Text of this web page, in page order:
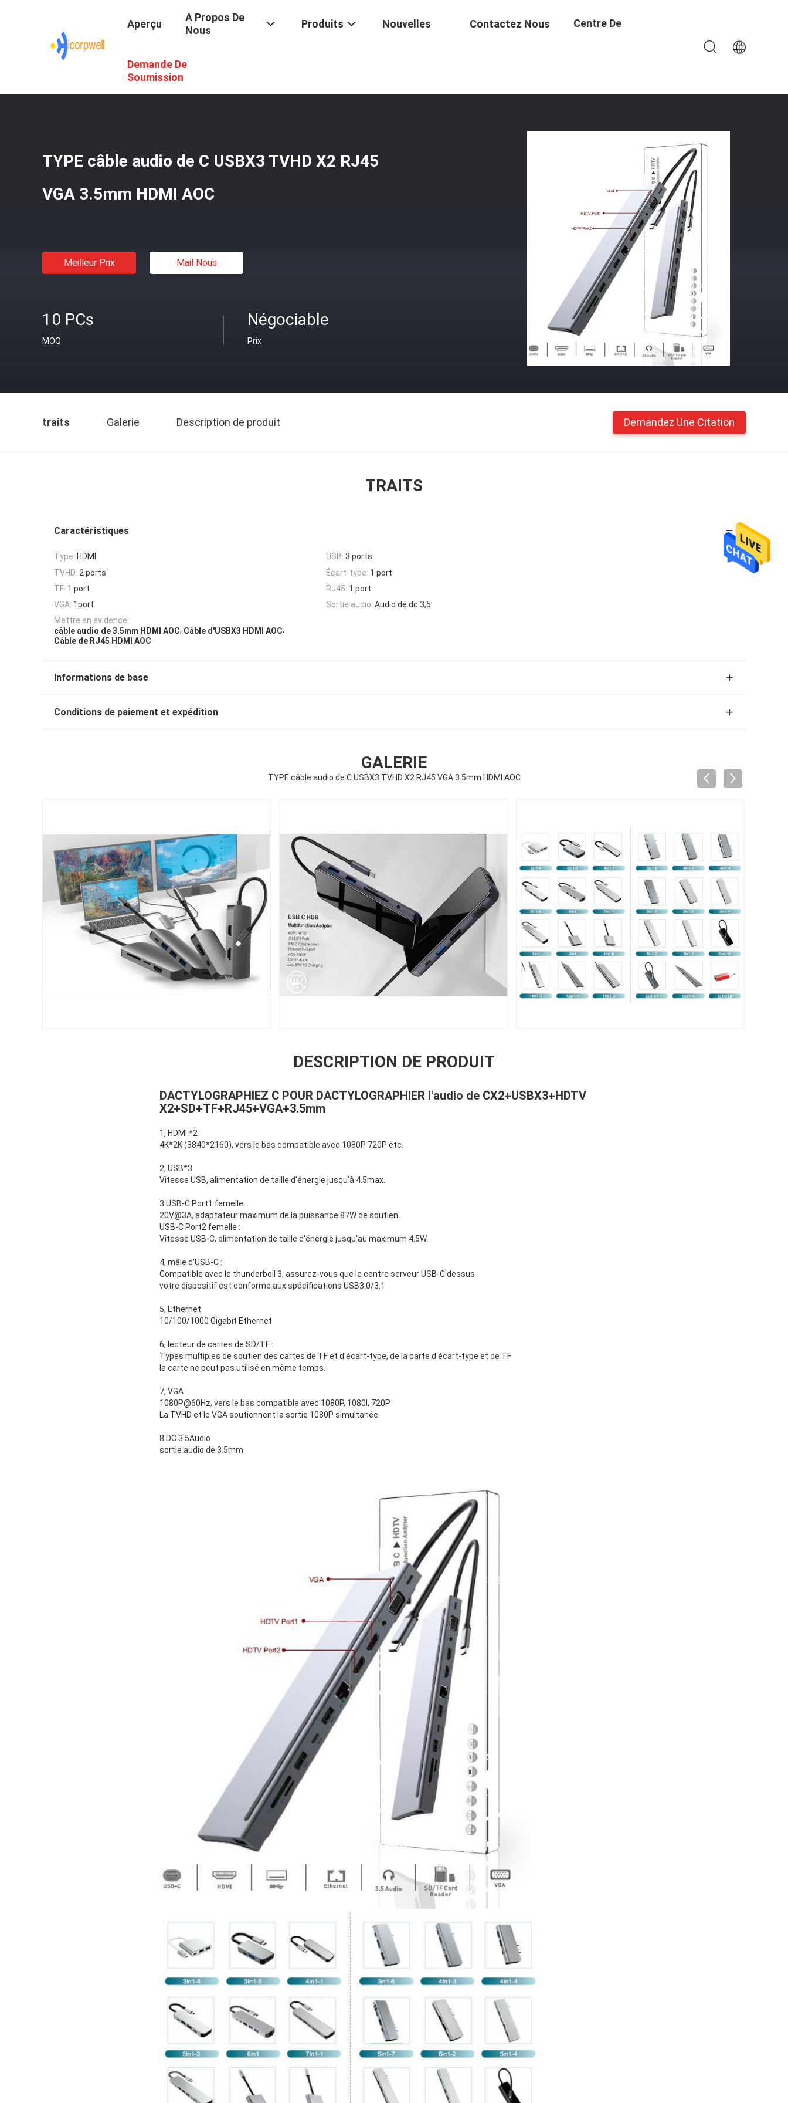
Aperçu
A Propos De
Nous
Produits Nouvelles Contactez Nous Centre De
Demande De
Soumission
Câble De HDMI AOC
TYPE câble audio de C USBX3 TVHD X2 RJ45
VGA 3.5mm HDMI AOC
Meilleur Prix Mail Nous
10 PCs
MOQ
Négociable
Prix
traits Galerie Description de produit Demandez Une Citation
TRAITS
Caractéristiques
Type: HDMI USB: 3 ports
TVHD: 2 ports Écart-type: 1 port
TF: 1 port RJ45: 1 port
VGA: 1port Sortie audio: Audio de dc 3,5
Mettre en évidence:
câble audio de 3.5mm HDMI AOC, Câble d'USBX3 HDMI AOC,
Câble de RJ45 HDMI AOC
Informations de base
Conditions de paiement et expédition
GALERIE
TYPE câble audio de C USBX3 TVHD X2 RJ45 VGA 3.5mm HDMI AOC
DESCRIPTION DE PRODUIT
DACTYLOGRAPHIEZ C POUR DACTYLOGRAPHIER l'audio de CX2+USBX3+HDTV
X2+SD+TF+RJ45+VGA+3.5mm
1, HDMI *2
4K*2K (3840*2160), vers le bas compatible avec 1080P 720P etc.
2, USB*3
Vitesse USB, alimentation de taille d'énergie jusqu'à 4.5max.
3.USB-C Port1 femelle :
20V@3A, adaptateur maximum de la puissance 87W de soutien.
USB-C Port2 femelle :
Vitesse USB-C, alimentation de taille d'énergie jusqu'au maximum 4.5W.
4, mâle d'USB-C :
Compatible avec le thunderboil 3, assurez-vous que le centre serveur USB-C dessus
votre dispositif est conforme aux spécifications USB3.0/3.1
5, Ethernet
10/100/1000 Gigabit Ethernet
6, lecteur de cartes de SD/TF :
Types multiples de soutien des cartes de TF et d'écart-type, de la carte d'écart-type et de TF
la carte ne peut pas utilisé en même temps.
7, VGA
1080P@60Hz, vers le bas compatible avec 1080P, 1080I, 720P
La TVHD et le VGA soutiennent la sortie 1080P simultanée.
8.DC 3.5Audio
sortie audio de 3.5mm